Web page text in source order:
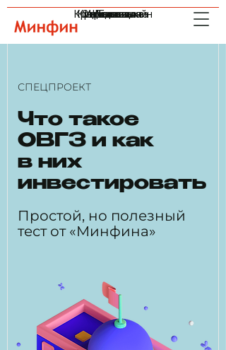
Валюта
Банки
Индексы
Криптовалюта
Кредиты онлайн
Страхование
Инвестиции
СПЕЦПРОЕКТ
Что такое
ОВГЗ и как
в них
инвестировать
Простой, но полезный
тест от «Минфина»